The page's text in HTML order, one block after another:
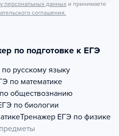
персональных данных и принимаете
соглашения.
по подготовке к ЕГЭ
русскому языку
по математике
обществознанию
по биологии
Тренажер ЕГЭ по физике